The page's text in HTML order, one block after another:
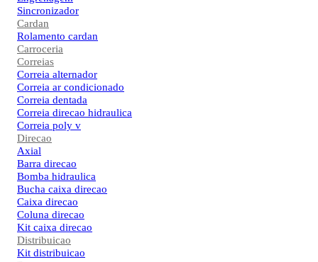
Sincronizador
Cardan
Rolamento cardan
Carroceria
Correias
Correia alternador
Correia ar condicionado
Correia dentada
Correia direcao hidraulica
Correia poly v
Direcao
Axial
Barra direcao
Bomba hidraulica
Bucha caixa direcao
Caixa direcao
Coluna direcao
Kit caixa direcao
Distribuicao
Kit distribuicao